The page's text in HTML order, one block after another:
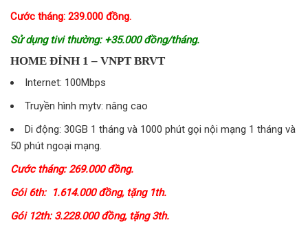
Cước tháng: 239.000 đồng.
Sử dụng tivi thường: +35.000 đồng/tháng.
HOME ĐỈNH 1 – VNPT BRVT
Internet: 100Mbps
Truyền hình mytv: nâng cao
Di động: 30GB 1 tháng và 1000 phút gọi nội mạng 1 tháng và
50 phút ngoại mạng.
Cước tháng: 269.000 đồng.
Gói 6th: 1.614.000 đồng, tặng 1th.
Gói 12th: 3.228.000 đồng, tặng 3th.